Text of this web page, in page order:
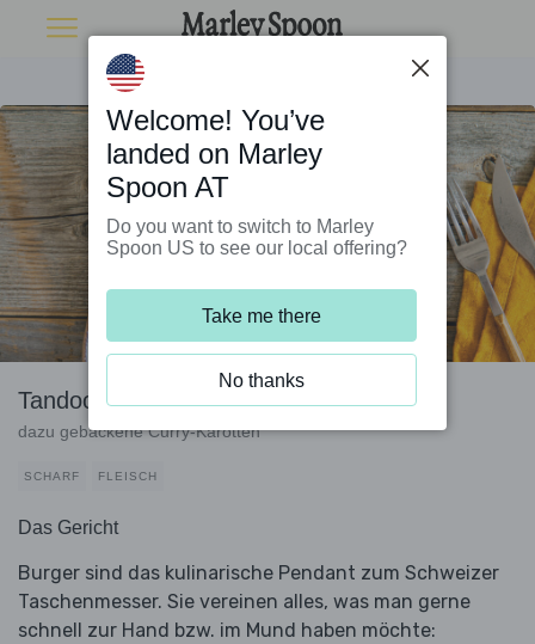
Tandoori-Burger mit Korianderjoghurt
dazu gebackene Curry-Karotten
SCHARF FLEISCH
Das Gericht
Burger sind das kulinarische Pendant zum Schweizer
Taschenmesser. Sie vereinen alles, was man gerne
schnell zur Hand bzw. im Mund haben möchte:
Welcome! You’ve
landed on Marley
Spoon AT
Do you want to switch to Marley
Spoon US to see our local offering?
Take me there
No thanks